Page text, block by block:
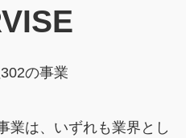
の事業
業は、いずれも業界とし